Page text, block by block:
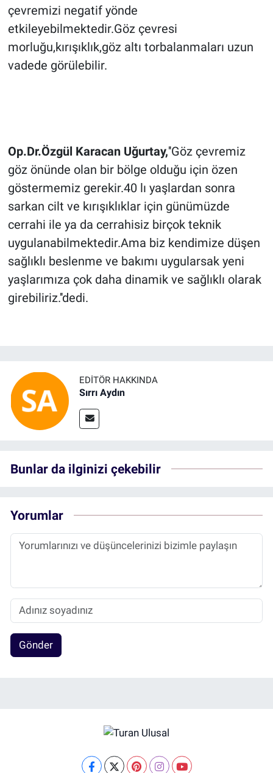
çevremizi negatif yönde
etkileyebilmektedir.Göz çevresi
morluğu,kırışıklık,göz altı torbalanmaları uzun
vadede görülebilir.
Op.Dr.Özgül Karacan Uğurtay,''Göz çevremiz
göz önünde olan bir bölge olduğu için özen
göstermemiz gerekir.40 lı yaşlardan sonra
sarkan cilt ve kırışıklıklar için günümüzde
cerrahi ile ya da cerrahisiz birçok teknik
uygulanabilmektedir.Ama biz kendimize düşen
sağlıklı beslenme ve bakımı uygularsak yeni
yaşlarımıza çok daha dinamik ve sağlıklı olarak
girebiliriz.''dedi.
EDITÖR HAKKINDA
Sırrı Aydın
Bunlar da ilginizi çekebilir
Yorumlar
Gönder